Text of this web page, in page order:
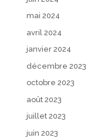
mai 2024
avril 2024
janvier 2024
décembre 2023
octobre 2023
août 2023
juillet 2023
juin 2023